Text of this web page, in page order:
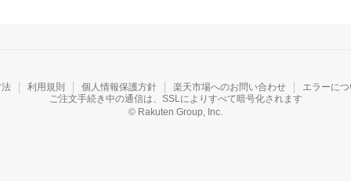
利用規則 個人情報保護方針 楽天市場へのお問い合わせ
エラーに
ご注文手続き中の通信は、SSLによりすべて暗号化されます
© Rakuten Group, Inc.